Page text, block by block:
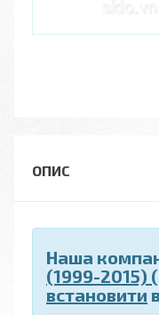
Наша
(1999-2015)
встановити